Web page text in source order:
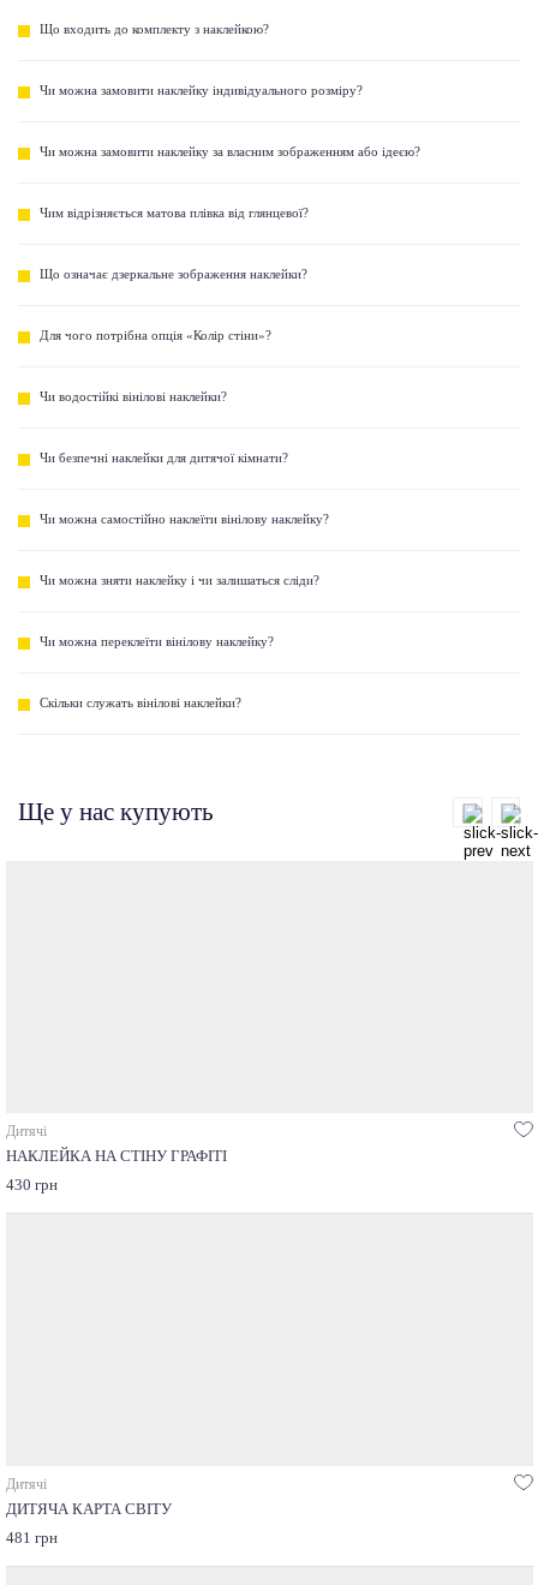
Що входить до комплекту з наклейкою?
Чи можна замовити наклейку індивідуального розміру?
Чи можна замовити наклейку за власним зображенням або ідеєю?
Чим відрізняється матова плівка від глянцевої?
Що означає дзеркальне зображення наклейки?
Для чого потрібна опція «Колір стіни»?
Чи водостійкі вінілові наклейки?
Чи безпечні наклейки для дитячої кімнати?
Чи можна самостійно наклеїти вінілову наклейку?
Чи можна зняти наклейку і чи залишаться сліди?
Чи можна переклеїти вінілову наклейку?
Скільки служать вінілові наклейки?
Ще у нас купують
Дитячі
НАКЛЕЙКА НА СТІНУ ГРАФІТІ
430 грн
Дитячі
ДИТЯЧА КАРТА СВІТУ
481 грн